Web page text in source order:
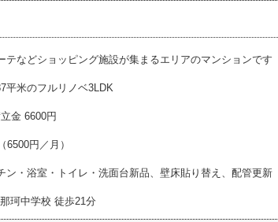
テなどショッピング施設が集まるエリアのマンションです
平米のフルリノベ3LDK
金 6600円
円／月）
ン・浴室・トイレ・洗面台新品、壁床貼り替え、配管更新
珂中学校 徒歩21分